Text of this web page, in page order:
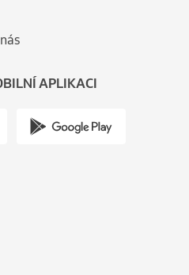
APLIKACI